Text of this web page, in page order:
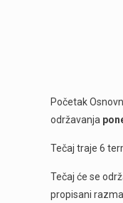
Početak
održavanja
Tečaj traje 6
Tečaj će se
propisani